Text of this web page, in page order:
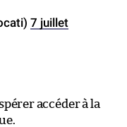
7 juillet
accéder à la